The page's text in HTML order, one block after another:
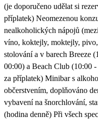
(je doporučeno udělat si
příplatek) Neomezenou
nealkoholických nápojů
víno, koktejly, moktejly,
stolování a v barech Breeze
00:00) a Beach Club (10:00
za příplatek) Minibar s
občerstvením, doplňováno
vybavení na šnorchlování,
(hodina denně) Při všech